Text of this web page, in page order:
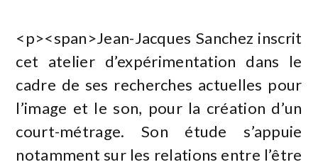
<p><span>Jean-Jacques Sanchez inscrit
cet atelier d’expérimentation dans le
cadre de ses recherches actuelles pour
l’image et le son, pour la création d’un
court-métrage. Son étude s’appuie
notamment sur les relations entre l’être